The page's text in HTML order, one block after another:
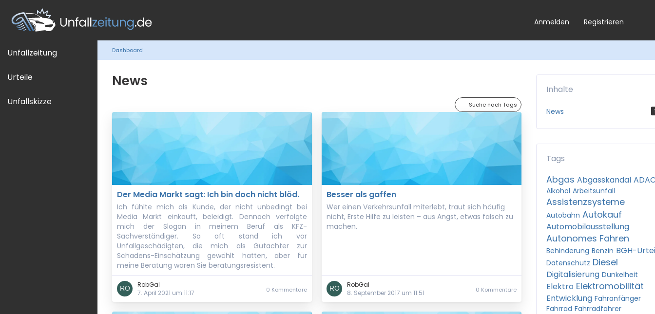
Unfallzeitung
Urteile
Unfallskizze
Anmelden Registrieren
Dashboard
News
Suche nach Tags
Der Media Markt sagt: Ich bin doch nicht blöd.
Ich fühlte mich als Kunde, der nicht unbedingt bei
Media Markt einkauft, beleidigt. Dennoch verfolgte
mich der Slogan in meinem Beruf als KFZ-
Sachverständiger. So oft stand ich vor
Unfallgeschädigten, die mich als Gutachter zur
Schadens-Einschätzung gewählt hatten, aber für
meine Beratung waren Sie beratungsresistent.
RobGal
7. April 2021 um 11:17
0 Kommentare
Besser als gaffen
Wer einen Verkehrsunfall miterlebt, traut sich häufig
nicht, Erste Hilfe zu leisten – aus Angst, etwas falsch zu
machen.
RobGal
8. September 2017 um 11:51
0 Kommentare
Inhalte
News
Tags
Abgas Abgasskandal
Alkohol Arbeitsunfall
Assistenzsysteme
Autobahn Autokauf
Automobilausstellung
Autonomes Fahren
Behinderung Benzin BGH-
Datenschutz Diesel
Digitalisierung Dunkelheit
Elektro Elektromobilität
Entwicklung Fahranfänger
Fahrrad Fahrradfahrer